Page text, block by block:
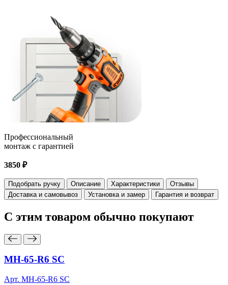
Профессиональный
монтаж с гарантией
3850 ₽
Подобрать ручку Описание Характеристики
Отзывы
Доставка и самовывоз
Установка и замер Гарантия и возврат
С этим товаром обычно покупают
MH-65-R6 SC
Арт. MH-65-R6 SC